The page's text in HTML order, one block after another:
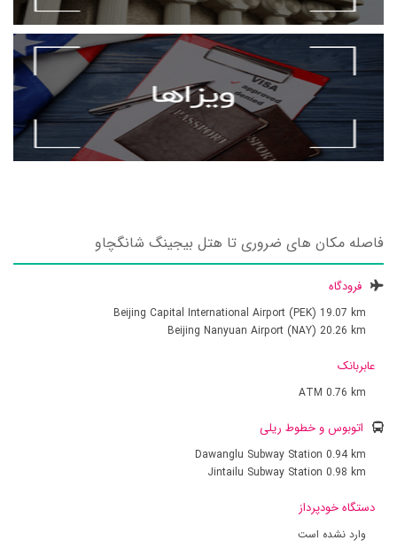
فاصله مکان های ضروری تا هتل بیجینگ شانگچاو
فرودگاه
Beijing Capital International Airport (PEK) 19.07 km
Beijing Nanyuan Airport (NAY) 20.26 km
عابربانک
ATM 0.76 km
اتوبوس و خطوط ریلی
Dawanglu Subway Station 0.94 km
Jintailu Subway Station 0.98 km
دستگاه خودپرداز
وارد نشده است